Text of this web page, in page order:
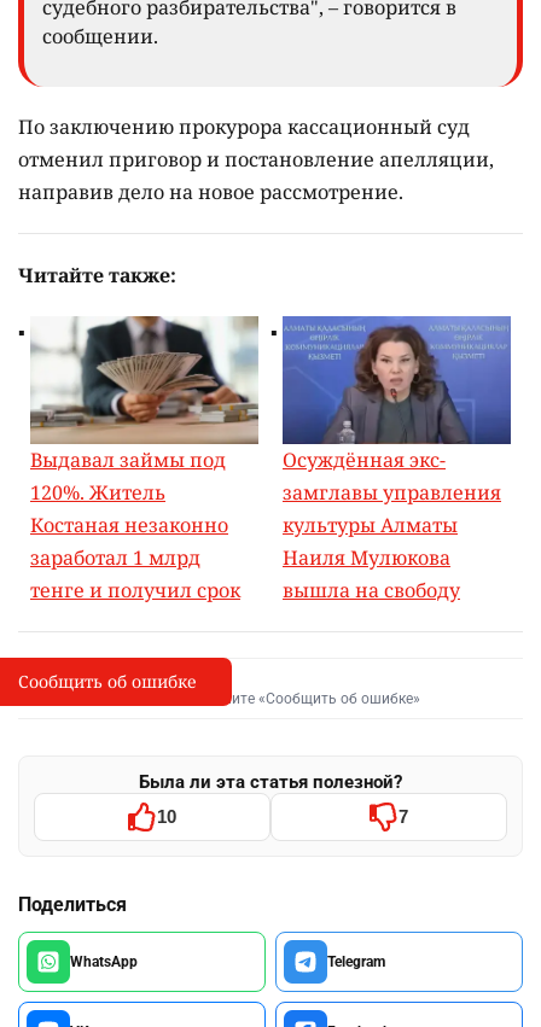
судебного разбирательства", – говорится в
сообщении.
По заключению прокурора кассационный суд
отменил приговор и постановление апелляции,
направив дело на новое рассмотрение.
Читайте также:
Выдавал займы под
120%. Житель
Костаная незаконно
заработал 1 млрд
тенге и получил срок
Осуждённая экс-
замглавы управления
культуры Алматы
Наиля Мулюкова
вышла на свободу
I
Сообщить об опечатке
Выделите фрагмент и нажмите «Сообщить об ошибке»
Была ли эта статья полезной?
10 7
Поделиться
WhatsApp Telegram
Сообщить об ошибке